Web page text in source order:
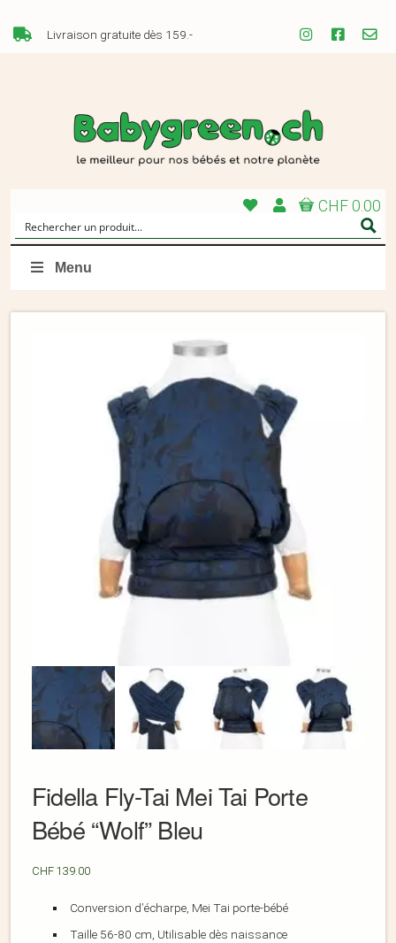
Livraison gratuite dès 159.-
CHF 0.00
Menu
Fidella Fly-Tai Mei Tai Porte
Bébé “Wolf” Bleu
CHF 139.00
Conversion d’écharpe, Mei Tai porte-bébé
Taille 56-80 cm, Utilisable dès naissance